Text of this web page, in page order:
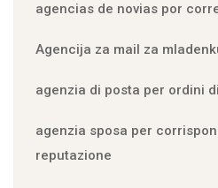
agencias de novias por
Agencija za mail za
agenzia di posta per ordini
agenzia sposa per
reputazione